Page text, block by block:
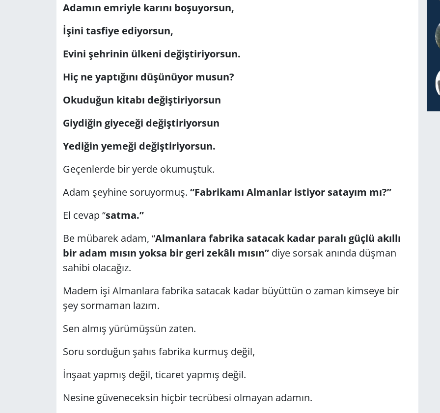
Adamın emriyle karını boşuyorsun,
İşini tasfiye ediyorsun,
Evini şehrinin ülkeni değiştiriyorsun.
Hiç ne yaptığını düşünüyor musun?
Okuduğun kitabı değiştiriyorsun
Giydiğin giyeceği değiştiriyorsun
Yediğin yemeği değiştiriyorsun.
Geçenlerde bir yerde okumuştuk.
Adam şeyhine soruyormuş. “Fabrikamı Almanlar istiyor satayım mı?”
El cevap “satma.”
Be mübarek adam, “Almanlara fabrika satacak kadar paralı güçlü akıllı
bir adam mısın yoksa bir geri zekâlı mısın”diye sorsak anında düşman
sahibi olacağız.
Madem işi Almanlara fabrika satacak kadar büyüttün o zaman kimseye bir
şey sormaman lazım.
Sen almış yürümüşsün zaten.
Soru sorduğun şahıs fabrika kurmuş değil,
İnşaat yapmış değil, ticaret yapmış değil.
Nesine güveneceksin hiçbir tecrübesi olmayan adamın.